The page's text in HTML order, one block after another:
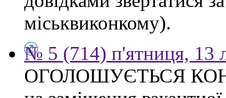
міськвиконкому).
№ 5 (714) п'ятниця, 13
ОГОЛОШУЄТЬСЯ